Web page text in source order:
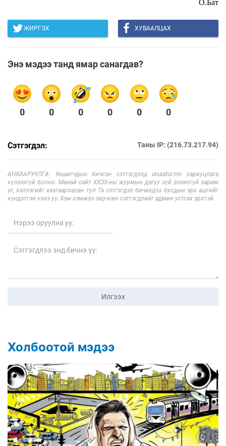
О.Бат
ЖИРГЭХ ХУВААЛЦАХ
Энэ мэдээ танд ямар санагдав?
0 0 0 0 0 0
Сэтгэгдэл: Таны IP: (216.73.217.94)
АНХААРУУЛГА: Уншигчдын бичсэн сэтгэгдэлд unuudur.mn хариуцлага
хүлээхгүй болно. Манай сайт ХХЗХ-ны журмын дагуу зүй зохисгүй зарим
үг, хэллэгийг хязгаарласан тул Та сэтгэгдэл бичихдээ бусдын эрх ашгийг
хүндэтгэн үзнэ үү. Хэм хэмжээ зөрчсөн сэтгэгдлийг админ устгах эрхтэй.
Илгээх
Холбоотой мэдээ